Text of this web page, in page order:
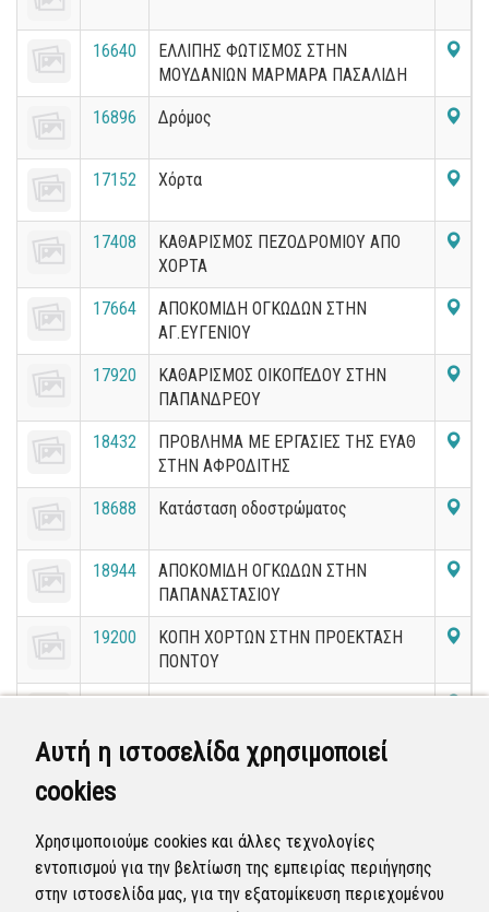
Αυτή η ιστοσελίδα χρησιμοποιεί
cookies
Χρησιμοποιούμε cookies και άλλες τεχνολογίες
εντοπισμού για την βελτίωση της εμπειρίας περιήγησης
στην ιστοσελίδα μας, για την εξατομίκευση περιεχομένου
16640
ΕΛΛΙΠΗΣ ΦΩΤΙΣΜΟΣ ΣΤΗΝ
ΜΟΥΔΑΝΙΩΝ ΜΑΡΜΑΡΑ ΠΑΣΑΛΙΔΗ
16896 Δρόμος
17152 Χόρτα
17408
ΚΑΘΑΡΙΣΜΟΣ ΠΕΖΟΔΡΟΜΙΟΥ ΑΠΟ
ΧΟΡΤΑ
17664
ΑΠΟΚΟΜΙΔΗ ΟΓΚΩΔΩΝ ΣΤΗΝ
ΑΓ.ΕΥΓΕΝΙΟΥ
17920
ΚΑΘΑΡΙΣΜΟΣ ΟΙΚΟΠΈΔΟΥ ΣΤΗΝ
ΠΑΠΑΝΔΡΕΟΥ
18432
ΠΡΟΒΛΗΜΑ ΜΕ ΕΡΓΑΣΙΕΣ ΤΗΣ ΕΥΑΘ
ΣΤΗΝ ΑΦΡΟΔΙΤΗΣ
18688 Κατάσταση οδοστρώματος
18944
ΑΠΟΚΟΜΙΔΗ ΟΓΚΩΔΩΝ ΣΤΗΝ
ΠΑΠΑΝΑΣΤΑΣΙΟΥ
19200
ΚΟΠΗ ΧΟΡΤΩΝ ΣΤΗΝ ΠΡΟΕΚΤΑΣΗ
ΠΟΝΤΟΥ
19712 ΚΛΑΔΕΜΑ ΔΥΟ ΔΕΝΔΡΩΝ
19968
ΚΑΜΕΝΗ ΛΑΜΠΑ ΣΤΗΝ
ΔΗΜΟΚΡΙΤΟΥ